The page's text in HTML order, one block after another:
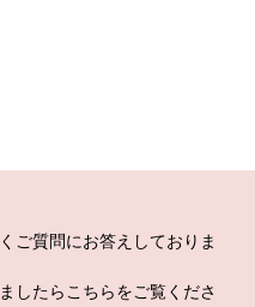
ご質問にお答えしておりま
したらこちら をご覧くださ